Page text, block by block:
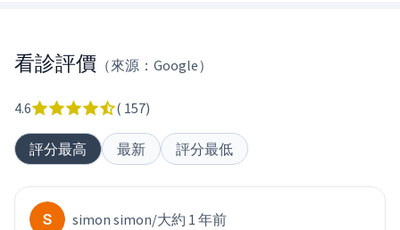
看診評價 （來源：Google）
4.6 ( 157)
評分最高 最新 評分最低
simon simon/大約 1 年前